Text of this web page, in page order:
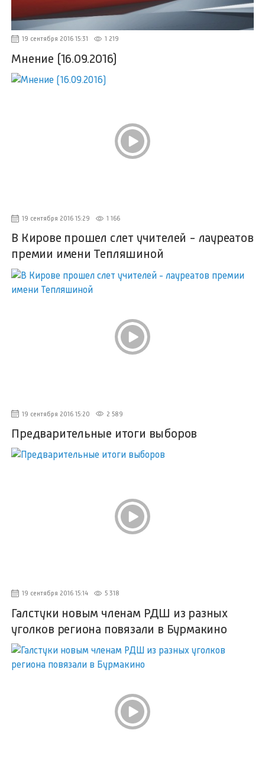
19 сентября 2016 15:31 1 219
Мнение (16.09.2016)
19 сентября 2016 15:29 1 166
В Кирове прошел слет учителей - лауреатов
премии имени Тепляшиной
19 сентября 2016 15:20 2 589
Предварительные итоги выборов
19 сентября 2016 15:14 5 318
Галстуки новым членам РДШ из разных
уголков региона повязали в Бурмакино